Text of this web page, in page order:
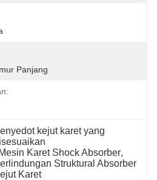
Panjang
kejut karet yang
Mesin Karet Shock Absorber,
Struktural Absorber
Karet